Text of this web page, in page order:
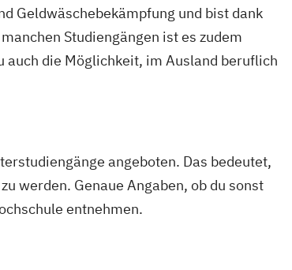
Geldwäschebekämpfung und bist dank
Studiengängen ist es zudem
auch die Möglichkeit, im Ausland beruflich
angeboten. Das bedeutet,
werden. Genaue Angaben, ob du sonst
entnehmen.